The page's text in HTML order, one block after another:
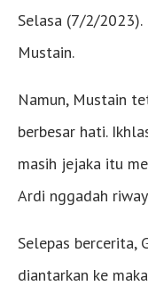
Selasa (7/2/2023).
Mustain.
Namun, Mustain
berbesar hati.
masih jejaka itu
Ardi nggadah
Selepas bercerita,
diantarkan ke